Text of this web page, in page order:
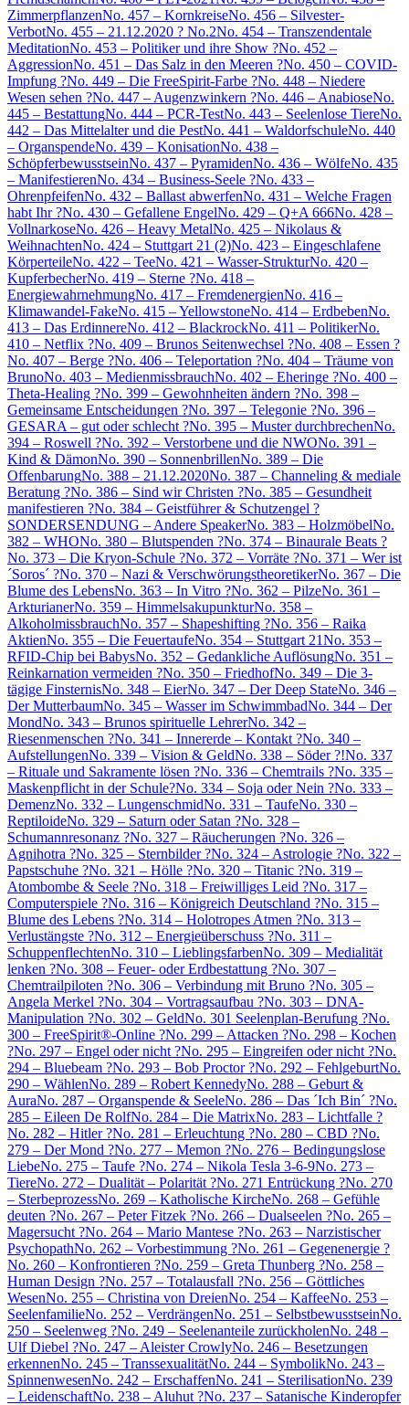
ZimmerpflanzenNo. 457 – KornkreiseNo. 456 – Silvester-
VerbotNo. 455 – 21.12.2020 ? No.2No. 454 – Transzendentale
MeditationNo. 453 – Politiker und ihre Show ?No. 452 –
AggressionNo. 451 – Das Salz in den Meeren ?No. 450 – COVID-
Impfung ?No. 449 – Die FreeSpirit-Farbe ?No. 448 – Niedere
Wesen sehen ?No. 447 – Augenzwinkern ?No. 446 – AnabioseNo.
445 – BestattungNo. 444 – PCR-TestNo. 443 – Seelenlose TiereNo.
442 – Das Mittelalter und die PestNo. 441 – WaldorfschuleNo. 440
– OrganspendeNo. 439 – KonisationNo. 438 –
SchöpferbewusstseinNo. 437 – PyramidenNo. 436 – WölfeNo. 435
– ManifestierenNo. 434 – Business-Seele ?No. 433 –
OhrenpfeifenNo. 432 – Ballast abwerfenNo. 431 – Welche Fragen
habt Ihr ?No. 430 – Gefallene EngelNo. 429 – Q+A 666No. 428 –
VollnarkoseNo. 426 – Heavy MetalNo. 425 – Nikolaus &
WeihnachtenNo. 424 – Stuttgart 21 (2)No. 423 – Eingeschlafene
KörperteileNo. 422 – TeeNo. 421 – Wasser-StrukturNo. 420 –
KupferbecherNo. 419 – Sterne ?No. 418 –
EnergiewahrnehmungNo. 417 – FremdenergienNo. 416 –
Klimawandel-FakeNo. 415 – YellowstoneNo. 414 – ErdbebenNo.
413 – Das ErdinnereNo. 412 – BlackrockNo. 411 – PolitikerNo.
410 – Netflix ?No. 409 – Brunos Seitenwechsel ?No. 408 – Essen ?
No. 407 – Berge ?No. 406 – Teleportation ?No. 404 – Träume von
BrunoNo. 403 – MedienmissbrauchNo. 402 – Eheringe ?No. 400 –
Theta-Healing ?No. 399 – Gewohnheiten ändern ?No. 398 –
Gemeinsame Entscheidungen ?No. 397 – Telegonie ?No. 396 –
GESARA – gut oder schlecht ?No. 395 – Muster durchbrechenNo.
394 – Roswell ?No. 392 – Verstorbene und die NWONo. 391 –
Kind & DämonNo. 390 – SonnenbrillenNo. 389 – Die
OffenbarungNo. 388 – 21.12.2020No. 387 – Channeling & mediale
Beratung ?No. 386 – Sind wir Christen ?No. 385 – Gesundheit
manifestieren ?No. 384 – Geistführer & Schutzengel ?
SONDERSENDUNG – Andere SpeakerNo. 383 – HolzmöbelNo.
382 – WHONo. 380 – Blutspenden ?No. 374 – Binaurale Beats ?
No. 373 – Die Kryon-Schule ?No. 372 – Vorräte ?No. 371 – Wer ist
´Soros´ ?No. 370 – Nazi & VerschwörungstheoretikerNo. 367 – Die
Blume des LebensNo. 363 – In Vitro ?No. 362 – PilzeNo. 361 –
ArkturianerNo. 359 – HimmelsakupunkturNo. 358 –
AlkoholmissbrauchNo. 357 – Shapeshifting ?No. 356 – Raika
AktienNo. 355 – Die FeuertaufeNo. 354 – Stuttgart 21No. 353 –
RFID-Chip bei BabysNo. 352 – Gedankliche AuflösungNo. 351 –
Reinkarnation vermeiden ?No. 350 – FriedhofNo. 349 – Die 3-
tägige FinsternisNo. 348 – EierNo. 347 – Der Deep StateNo. 346 –
Der MutterbaumNo. 345 – Wasser im SchwimmbadNo. 344 – Der
MondNo. 343 – Brunos spirituelle LehrerNo. 342 –
Riesenmenschen ?No. 341 – Innererde – Kontakt ?No. 340 –
AufstellungenNo. 339 – Vision & GeldNo. 338 – Söder ?!No. 337
– Rituale und Sakramente lösen ?No. 336 – Chemtrails ?No. 335 –
Maskenpflicht in der Schule?No. 334 – Soja oder Nein ?No. 333 –
DemenzNo. 332 – LungenschmidNo. 331 – TaufeNo. 330 –
ReptiloideNo. 329 – Saturn oder Satan ?No. 328 –
Schumannresonanz ?No. 327 – Räucherungen ?No. 326 –
Agnihotra ?No. 325 – Sternbilder ?No. 324 – Astrologie ?No. 322 –
Papstschuhe ?No. 321 – Hölle ?No. 320 – Titanic ?No. 319 –
Atombombe & Seele ?No. 318 – Freiwilliges Leid ?No. 317 –
Computerspiele ?No. 316 – Königreich Deutschland ?No. 315 –
Blume des Lebens ?No. 314 – Holotropes Atmen ?No. 313 –
Verlustängste ?No. 312 – Energieüberschuss ?No. 311 –
SchuppenflechtenNo. 310 – LieblingsfarbenNo. 309 – Medialität
lenken ?No. 308 – Feuer- oder Erdbestattung ?No. 307 –
Chemtrailpiloten ?No. 306 – Verbindung mit Bruno ?No. 305 –
Angela Merkel ?No. 304 – Vortragsaufbau ?No. 303 – DNA-
Manipulation ?No. 302 – GeldNo. 301 Seelenplan-Berufung ?No.
300 – FreeSpirit®-Online ?No. 299 – Attacken ?No. 298 – Kochen
?No. 297 – Engel oder nicht ?No. 295 – Eingreifen oder nicht ?No.
294 – Bluebeam ?No. 293 – Bob Proctor ?No. 292 – FehlgeburtNo.
290 – WählenNo. 289 – Robert KennedyNo. 288 – Geburt &
AuraNo. 287 – Organspende & SeeleNo. 286 – Das ´Ich Bin´ ?No.
285 – Eileen De RolfNo. 284 – Die MatrixNo. 283 – Lichtfalle ?
No. 282 – Hitler ?No. 281 – Erleuchtung ?No. 280 – CBD ?No.
279 – Der Mond ?No. 277 – Memon ?No. 276 – Bedingungslose
LiebeNo. 275 – Taufe ?No. 274 – Nikola Tesla 3-6-9No. 273 –
TiereNo. 272 – Dualität – Polarität ?No. 271 Entrückung ?No. 270
– SterbeprozessNo. 269 – Katholische KircheNo. 268 – Gefühle
deuten ?No. 267 – Peter Fitzek ?No. 266 – Dualseelen ?No. 265 –
Magersucht ?No. 264 – Mario Mantese ?No. 263 – Narzistischer
PsychopathNo. 262 – Vorbestimmung ?No. 261 – Gegenenergie ?
No. 260 – Konfrontieren ?No. 259 – Greta Thunberg ?No. 258 –
Human Design ?No. 257 – Totalausfall ?No. 256 – Göttliches
WesenNo. 255 – Christina von DreienNo. 254 – KaffeeNo. 253 –
SeelenfamilieNo. 252 – VerdrängenNo. 251 – SelbstbewusstseinNo.
250 – Seelenweg ?No. 249 – Seelenanteile zurückholenNo. 248 –
Ulf Diebel ?No. 247 – Aleister CrowlyNo. 246 – Besetzungen
erkennenNo. 245 – TranssexualitätNo. 244 – SymbolikNo. 243 –
SpinnenwesenNo. 242 – ErschaffenNo. 241 – SterilisationNo. 239
– LeidenschaftNo. 238 – Aluhut ?No. 237 – Satanische Kinderopfer